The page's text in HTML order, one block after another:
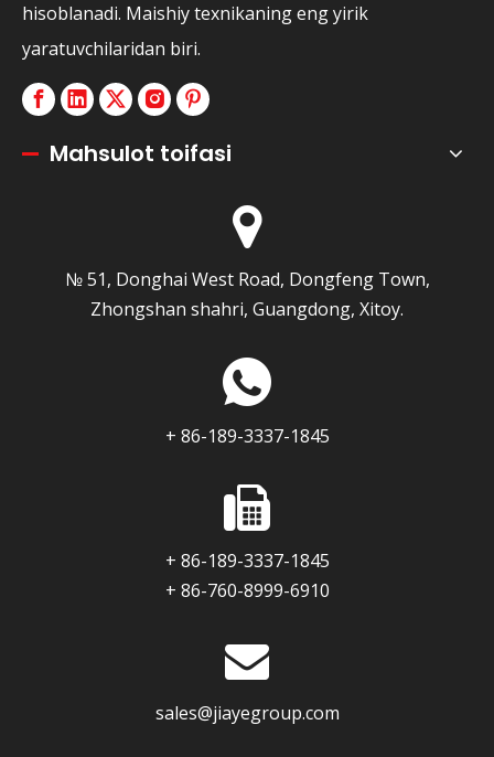
hisoblanadi. Maishiy texnikaning eng yirik
yaratuvchilaridan biri.
Mahsulot toifasi
№ 51, Donghai West Road, Dongfeng Town,
Zhongshan shahri, Guangdong, Xitoy.
+ 86-189-3337-1845
+ 86-189-3337-1845
+ 86-760-8999-6910
sales@jiayegroup.com